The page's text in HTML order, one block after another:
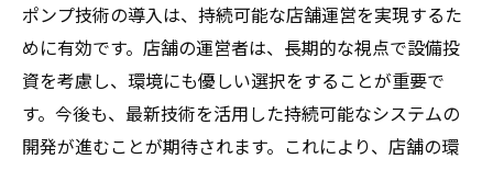
ポンプ技術の導入は、持続可能な店舗運営を実現するた
めに有効です。店舗の運営者は、長期的な視点で設備投
資を考慮し、環境にも優しい選択をすることが重要で
す。今後も、最新技術を活用した持続可能なシステムの
開発が進むことが期待されます。これにより、店舗の環